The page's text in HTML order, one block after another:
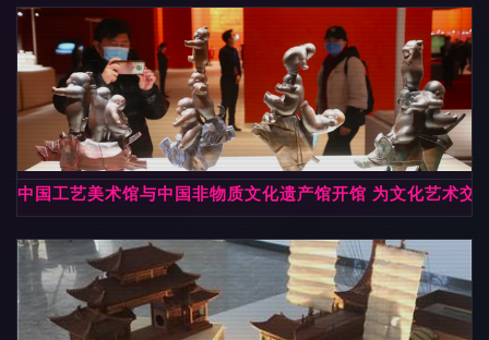
中国工艺美术馆与中国非物质文化遗产馆开馆 为文化艺术交